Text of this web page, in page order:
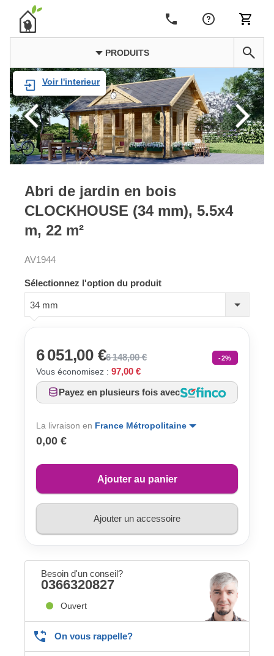
PRODUITS
Voir l'interieur
Abri de jardin en bois
CLOCKHOUSE (34 mm), 5.5x4
m, 22 m²
AV1944
Sélectionnez l'option du produit
34 mm
6 051,00 €6 148,00 € -2%
Vous économisez : 97,00 €
Payez en plusieurs fois avec
La livraison en France Métropolitaine
0,00 €
Ajouter au panier
Ajouter un accessoire
Besoin d'un conseil?
0366320827
Ouvert
On vous rappelle?